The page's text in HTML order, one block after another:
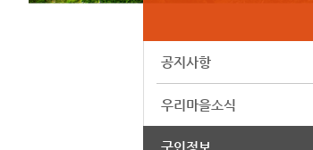
공지사항
우리마을소식
구인정보